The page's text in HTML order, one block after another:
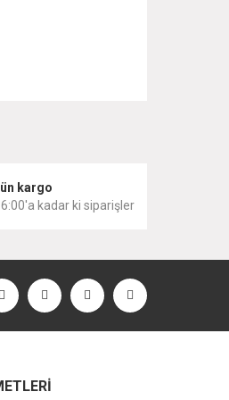
kargo
kadar ki siparişler